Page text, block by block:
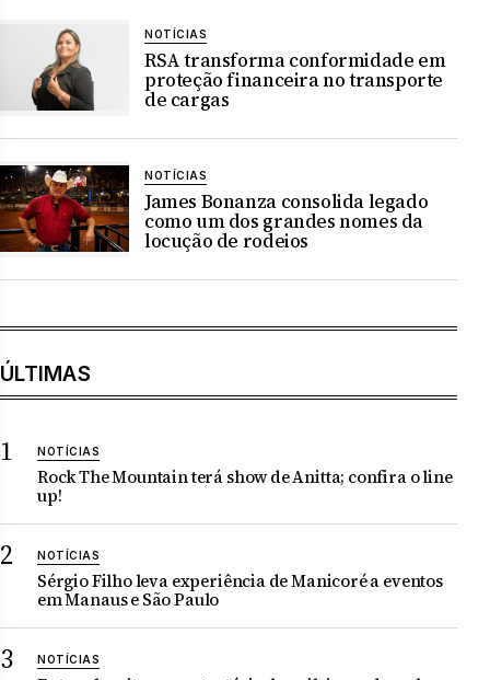
NOTÍCIAS
RSA transforma conformidade em
proteção financeira no transporte
de cargas
NOTÍCIAS
James Bonanza consolida legado
como um dos grandes nomes da
locução de rodeios
ÚLTIMAS
NOTÍCIAS
Rock The Mountain terá show de Anitta; confira o line
up!
NOTÍCIAS
Sérgio Filho leva experiência de Manicoré a eventos
em Manaus e São Paulo
NOTÍCIAS